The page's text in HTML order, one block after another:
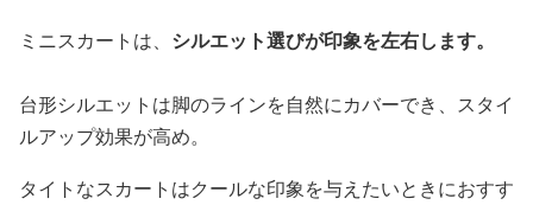
ミニスカートは、 シルエット選びが印象を左右します。
台形シルエットは脚のラインを自然にカバーでき、スタイ
ルアップ効果が高め。
タイトなスカートはクールな印象を与えたいときにおすす